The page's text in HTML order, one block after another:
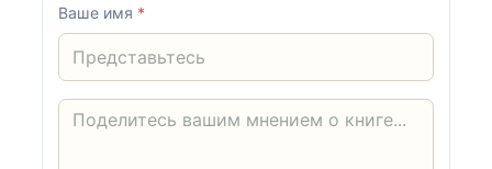
Ваше имя *